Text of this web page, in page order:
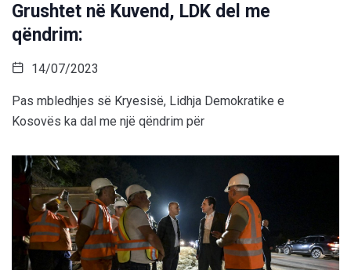
Grushtet në Kuvend, LDK del me
qëndrim:
14/07/2023
Pas mbledhjes së Kryesisë, Lidhja Demokratike e
Kosovës ka dal me një qëndrim për